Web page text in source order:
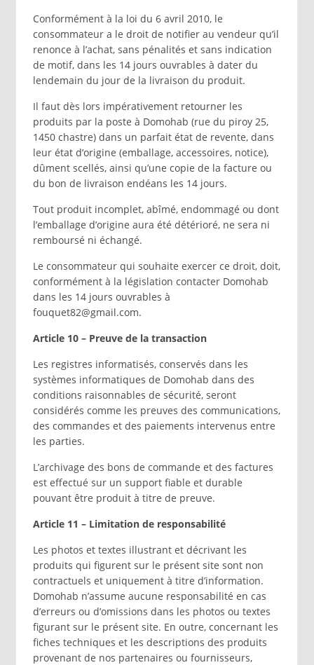
Conformément à la loi du 6 avril 2010, le
consommateur a le droit de notifier au vendeur qu’il
renonce à l’achat, sans pénalités et sans indication
de motif, dans les 14 jours ouvrables à dater du
lendemain du jour de la livraison du produit.
Il faut dès lors impérativement retourner les
produits par la poste à Domohab (rue du piroy 25,
1450 chastre) dans un parfait état de revente, dans
leur état d’origine (emballage, accessoires, notice),
dûment scellés, ainsi qu’une copie de la facture ou
du bon de livraison endéans les 14 jours.
Tout produit incomplet, abîmé, endommagé ou dont
l’emballage d’origine aura été détérioré, ne sera ni
remboursé ni échangé.
Le consommateur qui souhaite exercer ce droit, doit,
conformément à la législation contacter Domohab
dans les 14 jours ouvrables à
fouquet82@gmail.com.
Article 10 – Preuve de la transaction
Les registres informatisés, conservés dans les
systèmes informatiques de Domohab dans des
conditions raisonnables de sécurité, seront
considérés comme les preuves des communications,
des commandes et des paiements intervenus entre
les parties.
L’archivage des bons de commande et des factures
est effectué sur un support fiable et durable
pouvant être produit à titre de preuve.
Article 11 – Limitation de responsabilité
Les photos et textes illustrant et décrivant les
produits qui figurent sur le présent site sont non
contractuels et uniquement à titre d’information.
Domohab n’assume aucune responsabilité en cas
d’erreurs ou d’omissions dans les photos ou textes
figurant sur le présent site. En outre, concernant les
fiches techniques et les descriptions des produits
provenant de nos partenaires ou fournisseurs,